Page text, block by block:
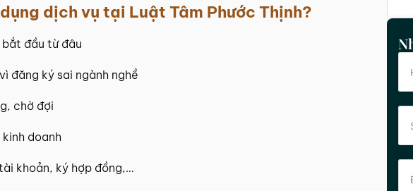
dịch vụ tại Luật Tâm Phước Thịnh?
đầu từ đâu
đăng ký sai ngành nghề
chờ đợi
doanh
khoản, ký hợp đồng,…